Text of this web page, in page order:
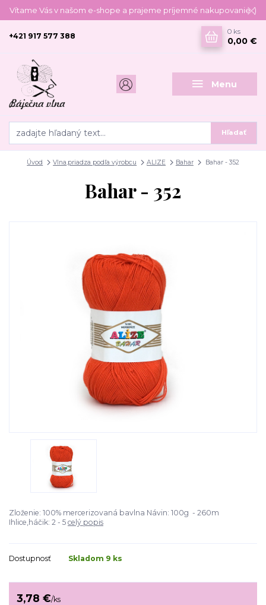
Vítame Vás v našom e-shope a prajeme príjemné nakupovanie :)
Menu
Hľadať
+421 917 577 388
0 ks
0,00 €
Úvod Vlna,priadza podľa výrobcu ALIZE Bahar Bahar - 352
Bahar - 352
Zloženie: 100% mercerizovaná bavlna Návin: 100g - 260m
Ihlice,háčik: 2 - 5 celý popis
Dostupnosť Skladom 9 ks
3,78 €/ks